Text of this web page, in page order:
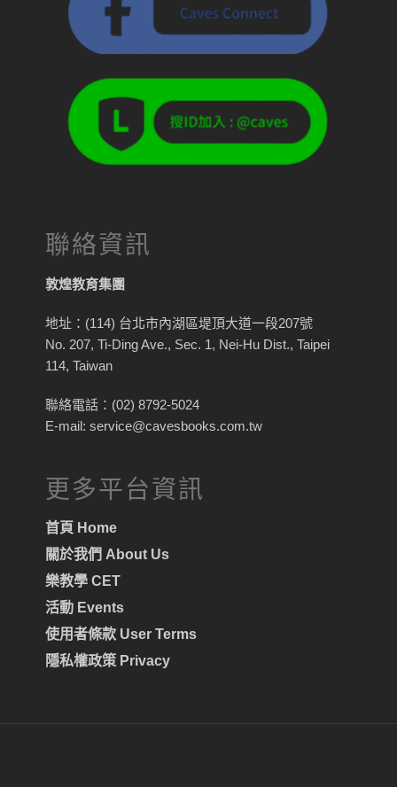
聯絡資訊
敦煌教育集團
地址：(114) 台北市內湖區堤頂大道一段207號
No. 207, Ti-Ding Ave., Sec. 1, Nei-Hu Dist., Taipei
114, Taiwan
聯絡電話：(02) 8792-5024
E-mail: service@cavesbooks.com.tw
更多平台資訊
首頁 Home
關於我們 About Us
樂教學 CET
活動 Events
使用者條款 User Terms
隱私權政策 Privacy